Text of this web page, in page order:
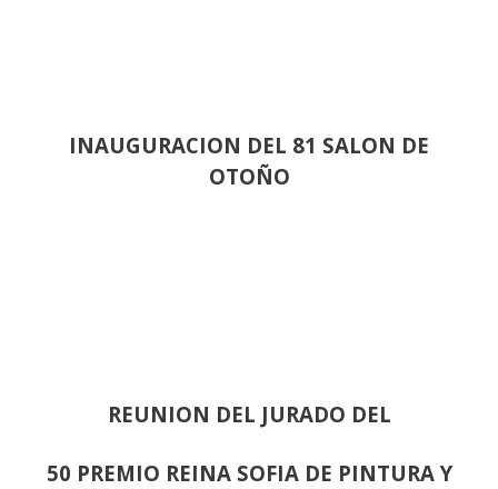
INAUGURACION DEL 81 SALON DE
OTOÑO
REUNION DEL JURADO DEL
50 PREMIO REINA SOFIA DE PINTURA Y